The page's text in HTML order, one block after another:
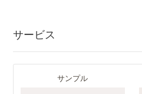
サービス
サンプル